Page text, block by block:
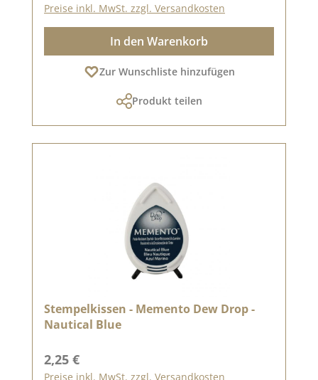
Preise inkl. MwSt. zzgl. Versandkosten
In den Warenkorb
Zur Wunschliste hinzufügen
Produkt teilen
Stempelkissen - Memento Dew Drop -
Nautical Blue
Regulärer Preis:
2,25 €
Preise inkl. MwSt. zzgl. Versandkosten